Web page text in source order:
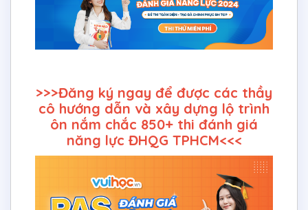
>>>Đăng ký ngay để được các thầy
cô hướng dẫn và xây dựng lộ trình
ôn nắm chắc 850+ thi đánh giá
năng lực ĐHQG TPHCM<<<